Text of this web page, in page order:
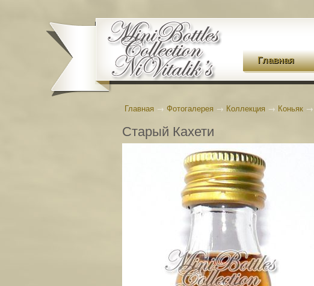
Главная
Главная → Фотогалерея → Коллекция → Коньяк →
Старый Кахети